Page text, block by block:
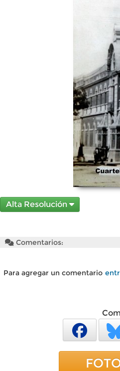
Alta Resolución
Comentarios:
Para agregar un comentario